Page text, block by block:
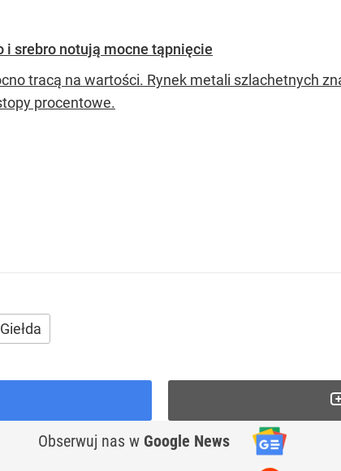
i srebro notują mocne tąpnięcie
tracą na wartości. Rynek metali szlachetnych
procentowe.
Giełda
Obserwuj nas w Google News